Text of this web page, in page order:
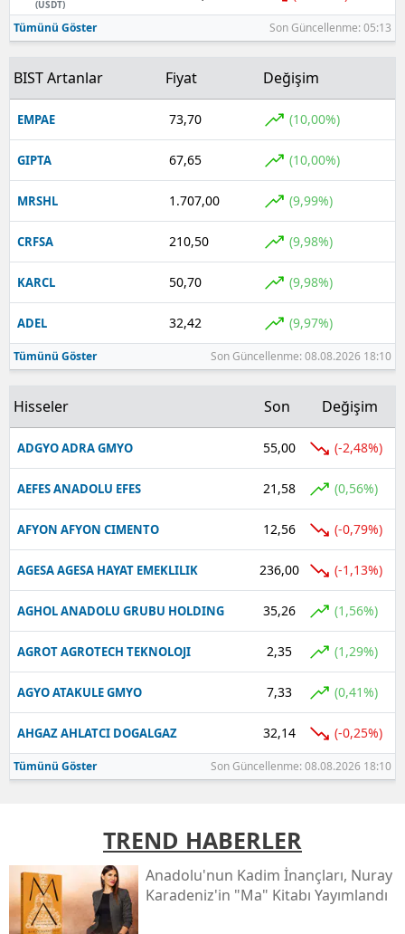
(USDT)
Tümünü Göster Son Güncellenme: 05:13
BIST Artanlar Fiyat Değişim
EMPAE 73,70 (10,00%)
GIPTA 67,65 (10,00%)
MRSHL 1.707,00 (9,99%)
CRFSA 210,50 (9,98%)
KARCL 50,70 (9,98%)
ADEL 32,42 (9,97%)
Tümünü Göster Son Güncellenme: 08.08.2026 18:10
Hisseler Son Değişim
ADGYO ADRA GMYO 55,00 (-2,48%)
AEFES ANADOLU EFES 21,58 (0,56%)
AFYON AFYON CIMENTO 12,56 (-0,79%)
AGESA AGESA HAYAT EMEKLILIK 236,00 (-1,13%)
AGHOL ANADOLU GRUBU HOLDING 35,26 (1,56%)
AGROT AGROTECH TEKNOLOJI 2,35 (1,29%)
AGYO ATAKULE GMYO 7,33 (0,41%)
AHGAZ AHLATCI DOGALGAZ 32,14 (-0,25%)
Tümünü Göster Son Güncellenme: 08.08.2026 18:10
TREND HABERLER
Anadolu'nun Kadim İnançları, Nuray
Karadeniz'in "ma" Kitabı Yayımlandı